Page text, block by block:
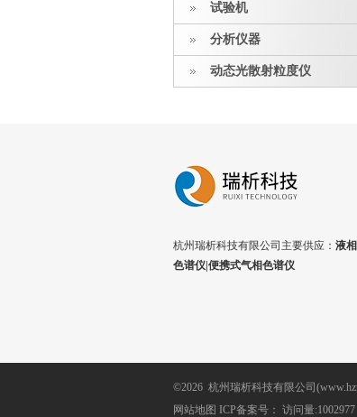
试验机
分析仪器
动态光散射粒度仪
杭州瑞析科技有限公司主要供应： 液
色谱仪|便携式气相色谱仪
©2026 杭州瑞析科技有限公司
网站地图 ICP备案号： 访问量:1002977